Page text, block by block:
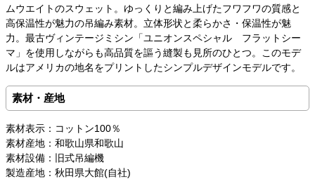
ムウエイトのスウェット。ゆっくりと編み上げたフワフワの質感と
高保温性が魅力の吊編み素材。立体形状と柔らかさ・保温性が魅
力。最古ヴィンテージミシン「ユニオンスペシャル フラットシー
マ」を使用しながらも高品質を謳う縫製も見所のひとつ。このモデ
ルはアメリカの地名をプリントしたシンプルデザインモデルです。
素材・産地
素材表示：コットン100％
素材産地：和歌山県和歌山
素材設備：旧式吊編機
製造産地：秋田県大館(自社)